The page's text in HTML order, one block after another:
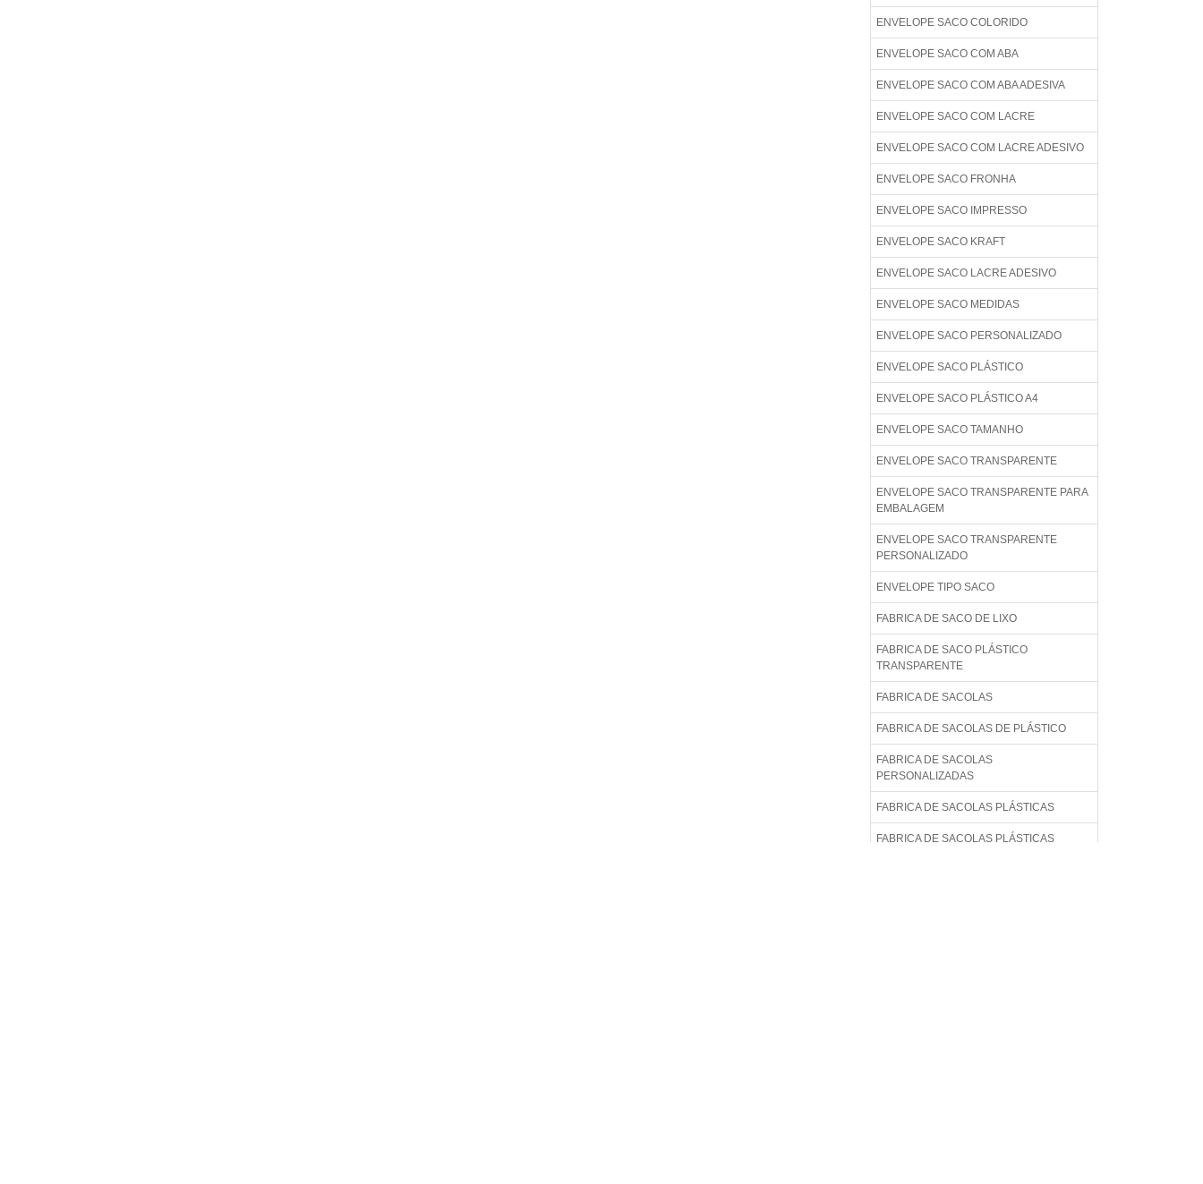
ENVELOPE SACO COLORIDO
ENVELOPE SACO COM ABA
ENVELOPE SACO COM ABA ADESIVA
ENVELOPE SACO COM LACRE
ENVELOPE SACO COM LACRE ADESIVO
ENVELOPE SACO FRONHA
ENVELOPE SACO IMPRESSO
ENVELOPE SACO KRAFT
ENVELOPE SACO LACRE ADESIVO
ENVELOPE SACO MEDIDAS
ENVELOPE SACO PERSONALIZADO
ENVELOPE SACO PLÁSTICO
ENVELOPE SACO PLÁSTICO A4
ENVELOPE SACO TAMANHO
ENVELOPE SACO TRANSPARENTE
ENVELOPE SACO TRANSPARENTE PARA
EMBALAGEM
ENVELOPE SACO TRANSPARENTE
PERSONALIZADO
ENVELOPE TIPO SACO
FABRICA DE SACO DE LIXO
FABRICA DE SACO PLÁSTICO
TRANSPARENTE
FABRICA DE SACOLAS
FABRICA DE SACOLAS DE PLÁSTICO
FABRICA DE SACOLAS
PERSONALIZADAS
FABRICA DE SACOLAS PLÁSTICAS
FABRICA DE SACOLAS PLÁSTICAS